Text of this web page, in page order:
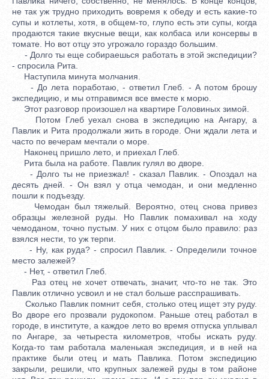
не так уж трудно приходить вовремя к обеду и есть какие-то
супы и котлеты, хотя, в общем-то, глупо есть эти супы, когда
продаются такие вкусные вещи, как колбаса или консервы в
томате. Но вот отцу это угрожало гораздо большим.
- Долго ты еще собираешься работать в этой экспедиции?
- спросила Рита.
Наступила минута молчания.
- До лета поработаю, - ответил Глеб. - А потом брошу
экспедицию, и мы отправимся все вместе к морю.
Этот разговор произошел на квартире Головиных зимой.
Потом Глеб уехал снова в экспедицию на Ангару, а
Павлик и Рита продолжали жить в городе. Они ждали лета и
часто по вечерам мечтали о море.
Наконец пришло лето, и приехал Глеб.
Рита была на работе. Павлик гулял во дворе.
- Долго ты не приезжал! - сказал Павлик. - Опоздал на
десять дней. - Он взял у отца чемодан, и они медленно
пошли к подъезду.
Чемодан был тяжелый. Вероятно, отец снова привез
образцы железной руды. Но Павлик помахивал на ходу
чемоданом, точно пустым. У них с отцом было правило: раз
взялся нести, то уж терпи.
- Ну, как руда? - спросил Павлик. - Определили точное
место залежей?
- Нет, - ответил Глеб.
Раз отец не хочет отвечать, значит, что-то не так. Это
Павлик отлично усвоил и не стал больше расспрашивать.
Сколько Павлик помнит себя, столько отец ищет эту руду.
Во дворе его прозвали рудокопом. Раньше отец работал в
городе, в институте, а каждое лето во время отпуска уплывал
по Ангаре, за четыреста километров, чтобы искать руду.
Когда-то там работала маленькая экспедиция, и в ней на
практике были отец и мать Павлика. Потом экспедицию
закрыли, решили, что крупных залежей руды в том районе